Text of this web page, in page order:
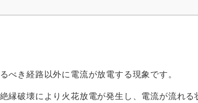
べき経路以外に電流が放電する現象です。
縁破壊により火花放電が発生し、電流が流れる